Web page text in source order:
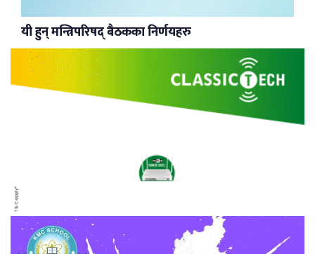
यी हुन् मन्त्रिपरिषद् बैठकका निर्णयहरु